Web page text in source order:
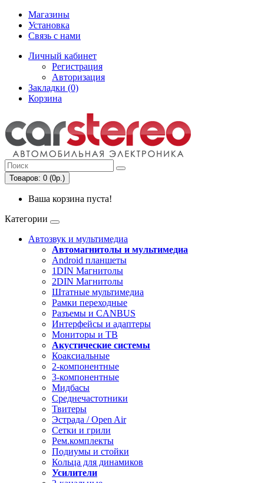
Магазины
Установка
Связь с нами
Личный кабинет
Регистрация
Авторизация
Закладки (0)
Корзина
Товаров: 0 (0р.)
Ваша корзина пуста!
Категории
Автозвук и мультимедиа
Автомагнитолы и мультимедиа
Android планшеты
1DIN Магнитолы
2DIN Магнитолы
Штатные мультимедиа
Рамки переходные
Разъемы и CANBUS
Интерфейсы и адаптеры
Мониторы и ТВ
Акустические системы
Коаксиальные
2-компонентные
3-компонентные
Мидбасы
Среднечастотники
Твитеры
Эстрада / Open Air
Сетки и грили
Рем.комплекты
Подиумы и стойки
Кольца для динамиков
Усилители